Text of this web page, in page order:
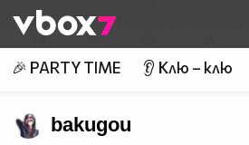
👾
🎉 PARTY TIME 👂 Клю – клю
bakugou